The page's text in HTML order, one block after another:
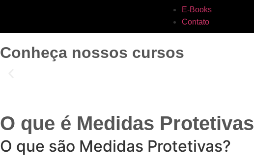
E-Books
Contato
Conheça nossos cursos
O que é Medidas Protetivas
O que são Medidas Protetivas?